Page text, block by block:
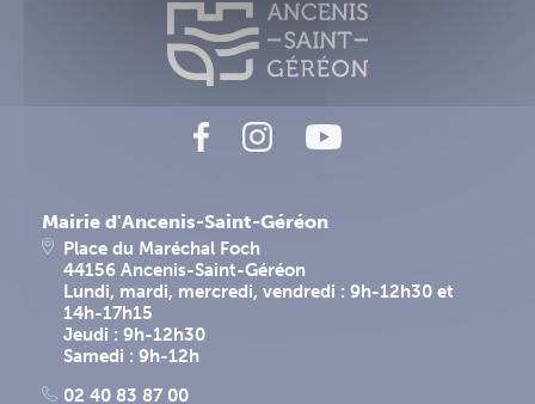
Mairie d'Ancenis-Saint-Géréon
Place du Maréchal Foch
44156 Ancenis-Saint-Géréon
Lundi, mardi, mercredi, vendredi : 9h-12h30 et
14h-17h15
Jeudi : 9h-12h30
Samedi : 9h-12h
02 40 83 87 00